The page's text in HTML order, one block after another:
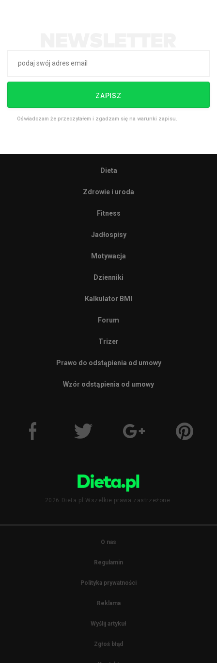
ZAPISZ
Oświadczam że przeczytałem i zgadzam się na warunki zapisu.
Dieta
Zdrowie i uroda
Fitness
Jadłospisy
Motywacja
Dzienniki
Kalkulator BMI
Forum
Trizer
Prawo do odstąpienia od umowy
Wzór odstąpienia od umowy
2026 Dieta.pl Wszelkie prawa zastrzeżone.
O nas
Regulamin
Polityka prywatności
Reklama
Wyślij artykuł
Zgłoś błąd